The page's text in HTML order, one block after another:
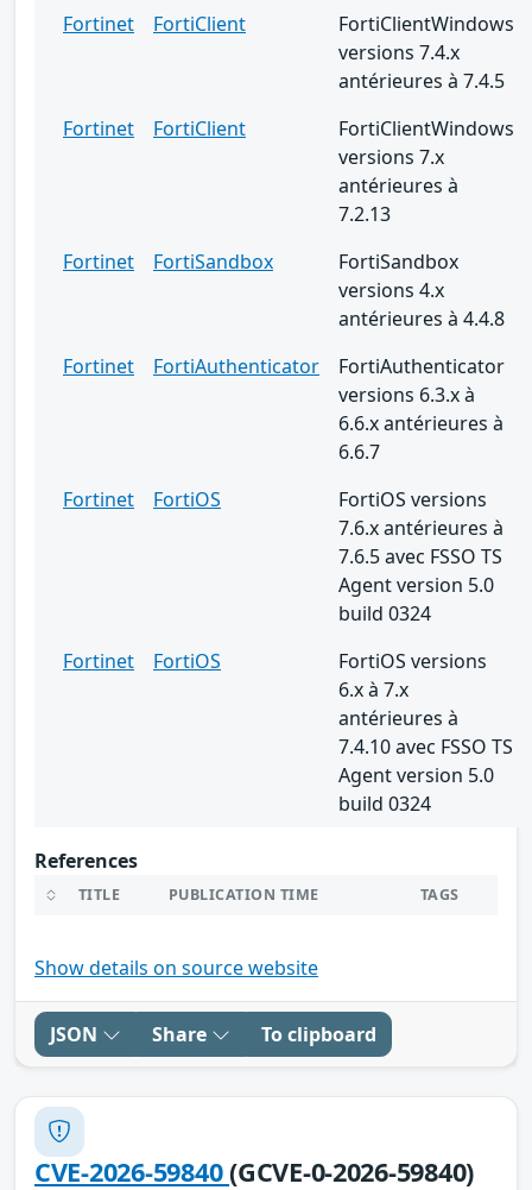
Fortinet
FortiClient
FortiClientWindows
versions 7.4.x
antérieures à 7.4.5
Fortinet
FortiClient
FortiClientWindows
versions 7.x
antérieures à
7.2.13
Fortinet
FortiSandbox
FortiSandbox
versions 4.x
antérieures à 4.4.8
Fortinet
FortiAuthenticator
FortiAuthenticator
versions 6.3.x à
6.6.x antérieures à
6.6.7
Fortinet
FortiOS
FortiOS versions
7.6.x antérieures à
7.6.5 avec FSSO TS
Agent version 5.0
build 0324
Fortinet
FortiOS
FortiOS versions
6.x à 7.x
antérieures à
7.4.10 avec FSSO TS
Agent version 5.0
build 0324
References
TITLE PUBLICATION TIME TAGS
Show details on source website
JSON Share To clipboard
CVE-2026-59840(GCVE-0-2026-59840)